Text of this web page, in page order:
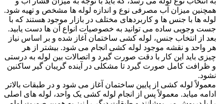
همچنین میزان آب مصرفی نوع و اندازه لوله ها مشخص و تهیه شود.
لوله ها با جنس ها و کاربردهای مختلف در بازار موجود هستند که با
جست وجویی ساده می توانید به خصوصیات انواع آن ها دست یابید.
بعد از انتخاب جنس، لوله کشی ساختمان آغاز شده و بر اساس نیاز
هر واحد و نقشه موجود لوله کشی انجام می شود. بیشتر از هر
چیزی باید این کار با دقت صورت گیرد و اتصالات بین لوله به درستی
و ظرافت کامل صورت گیرد تا مشکلی در آینده گریبان گیر ساکنین
نشود.
معمولاً لوله کشی از پایین ساختمان آغاز می شود و در طبقات بالاتر
ادامه میابد. معمولاً پس از انجام لوله کشی یک واحد، لوله های اصلی